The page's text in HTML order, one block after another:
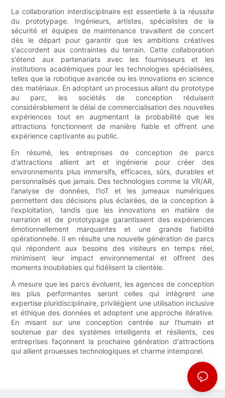
La collaboration interdisciplinaire est essentielle à la réussite
du prototypage. Ingénieurs, artistes, spécialistes de la
sécurité et équipes de maintenance travaillent de concert
dès le départ pour garantir que les ambitions créatives
s'accordent aux contraintes du terrain. Cette collaboration
s'étend aux partenariats avec les fournisseurs et les
institutions académiques pour les technologies spécialisées,
telles que la robotique avancée ou les innovations en science
des matériaux. En adoptant un processus allant du prototype
au parc, les sociétés de conception réduisent
considérablement le délai de commercialisation des nouvelles
expériences tout en augmentant la probabilité que les
attractions fonctionnent de manière fiable et offrent une
expérience captivante au public.
En résumé, les entreprises de conception de parcs
d'attractions allient art et ingénierie pour créer des
environnements plus immersifs, efficaces, sûrs, durables et
personnalisés que jamais. Des technologies comme la VR/AR,
l'analyse de données, l'IoT et les jumeaux numériques
permettent des décisions plus éclairées, de la conception à
l'exploitation, tandis que les innovations en matière de
narration et de prototypage garantissent des expériences
émotionnellement marquantes et une grande fiabilité
opérationnelle. Il en résulte une nouvelle génération de parcs
qui répondent aux besoins des visiteurs en temps réel,
minimisent leur impact environnemental et offrent des
moments inoubliables qui fidélisent la clientèle.
À mesure que les parcs évoluent, les agences de conception
les plus performantes seront celles qui intègrent une
expertise pluridisciplinaire, privilégient une utilisation inclusive
et éthique des données et adoptent une approche itérative.
En misant sur une conception centrée sur l'humain et
soutenue par des systèmes intelligents et résilients, ces
entreprises façonnent la prochaine génération d'attractions
qui allient prouesses technologiques et charme intemporel.